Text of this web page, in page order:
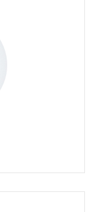
Wars… non